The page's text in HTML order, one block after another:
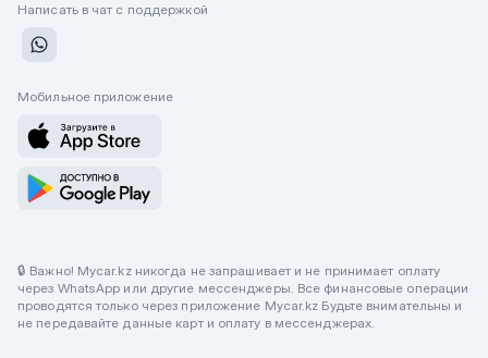
Написать в чат с поддержкой
Мобильное приложение
🔒 Важно! Mycar.kz никогда не запрашивает и не принимает оплату
через WhatsApp или другие мессенджеры. Все финансовые операции
проводятся только через приложение Mycar.kz Будьте внимательны и
не передавайте данные карт и оплату в мессенджерах.